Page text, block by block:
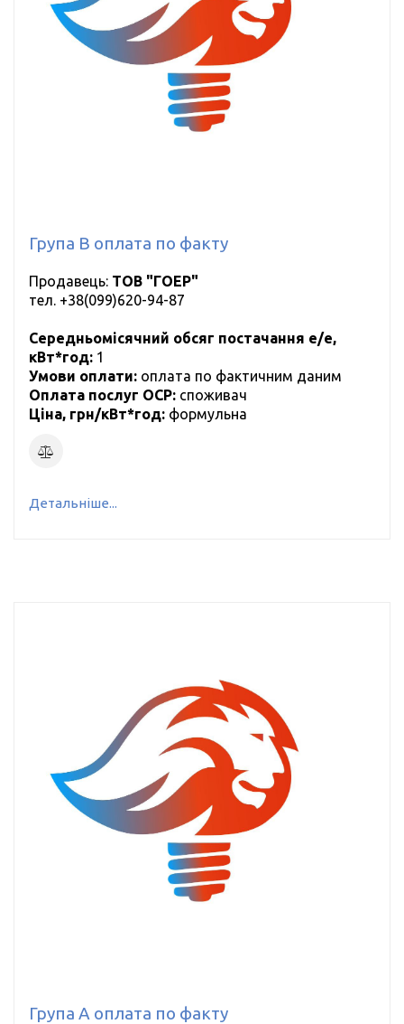
Група B оплата по факту
Продавець: ТОВ "ГОЕР"
тел. +38(099)620-94-87
Середньомісячний обсяг постачання е/е,
кВт*год: 1
Умови оплати: оплата по фактичним даним
Оплата послуг ОСР: cпоживач
Ціна, грн/кВт*год: формульна
Детальніше...
Група А оплата по факту